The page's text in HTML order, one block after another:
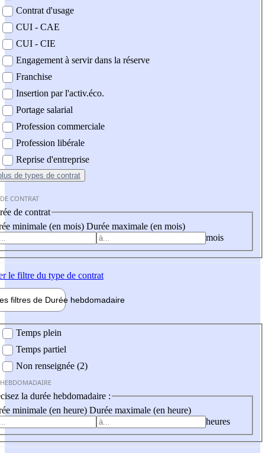
Contrat d'usage
CUI - CAE
CUI - CIE
Engagement à servir dans la réserve
Franchise
Insertion par l'activ.éco.
Portage salarial
Profession commerciale
Profession libérale
Reprise d'entreprise
de types de contrat
CONTRAT
de contrat
minimale (en mois) Durée maximale (en mois)
mois
le filtre du type de contrat
filtres de Durée hebdomadaire
Temps plein
Temps partiel
Non renseignée (2)
la durée hebdomadaire :
minimale (en heure) Durée maximale (en heure)
heures